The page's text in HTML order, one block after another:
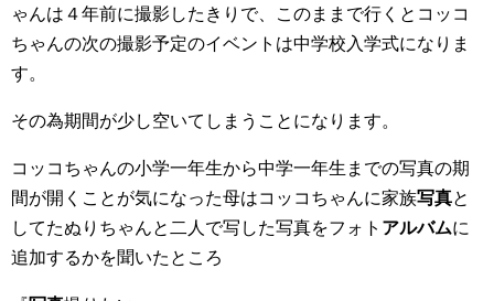
ゃんは４年前に撮影したきりで、このままで行くとコッコ
ちゃんの次の撮影予定のイベントは中学校入学式になりま
す。
その為期間が少し空いてしまうことになります。
コッコちゃんの小学一年生から中学一年生までの写真の期
間が開くことが気になった母はコッコちゃんに家族写真と
してたぬりちゃんと二人で写した写真をフォト アルバムに
追加するかを聞いたところ